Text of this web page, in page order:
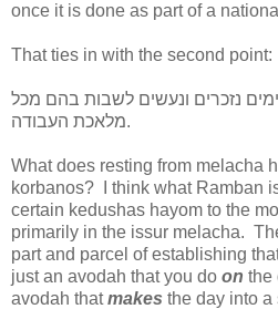
once it is done as part of a
That ties in with the second point:
נזכרים ונעשים לשבות בהם מכל
מלאכת העבודה.
What does resting from melacha
korbanos?
I think what Ramban
certain kedushas hayom to the
primarily in the issur melacha.
part and parcel of establishing
just an avodah that you do on the
avodah thatmakes the day into a